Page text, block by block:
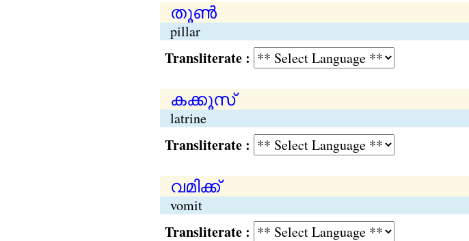
തൂണ്‍
pillar
Transliterate :
കക്കൂസ്
latrine
Transliterate :
വമിക്ക്
vomit
Transliterate :